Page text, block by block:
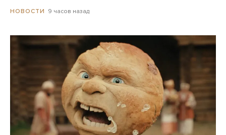
НОВОСТИ 9 часов назад